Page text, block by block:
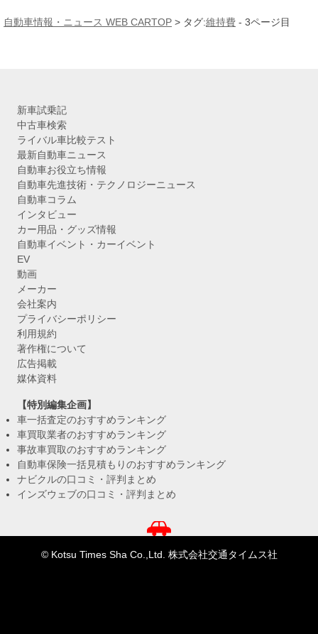
カ
自動車情報・ニュース WEB CARTOP > タグ:維持費 - 3ページ目
新車試乗記
中古車検索
ライバル車比較テスト
最新自動車ニュース
自動車お役立ち情報
自動車先進技術・テクノロジーニュース
自動車コラム
インタビュー
カー用品・グッズ情報
自動車イベント・カーイベント
EV
動画
メーカー
会社案内
プライバシーポリシー
利用規約
著作権について
広告掲載
媒体資料
【特別編集企画】
車一括査定のおすすめランキング
車買取業者のおすすめランキング
事故車買取のおすすめランキング
自動車保険一括見積もりのおすすめランキング
ナビクルの口コミ・評判まとめ
インズウェブの口コミ・評判まとめ
© Kotsu Times Sha Co.,Ltd. 株式会社交通タイムス社